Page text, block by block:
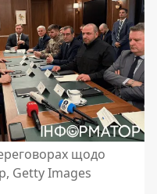
щодо
Getty Images